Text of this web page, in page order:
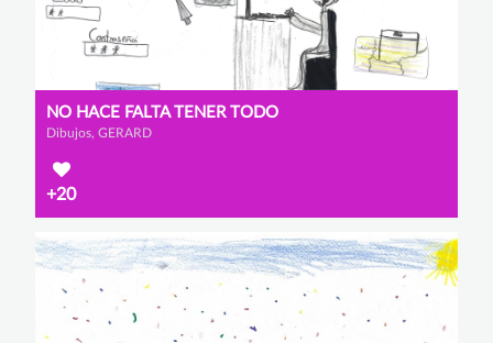
NO HACE FALTA TENER TODO
Dibujos, GERARD
+20